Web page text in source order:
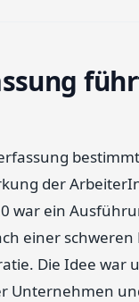
der
war ein
einer
Die Idee
Unternehmen